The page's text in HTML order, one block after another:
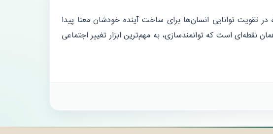
تقویت توانایی انسان‌ها برای ساخت آینده خودشان معنا پیدا
نقطه‌ای است که توانمندسازی، به مهم‌ترین ابزار تغییر اجتماعی